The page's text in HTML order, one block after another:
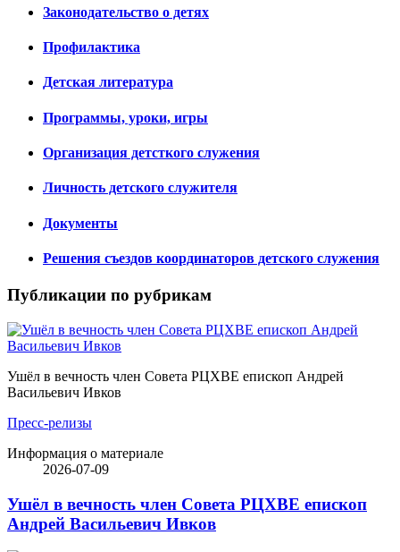
Законодательство о детях
Профилактика
Детская литература
Программы, уроки, игры
Организация детсткого служения
Личность детского служителя
Документы
Решения съездов координаторов детского служения
Публикации по рубрикам
Ушёл в вечность член Совета РЦХВЕ епископ Андрей
Васильевич Ивков
Пресс-релизы
Информация о материале
2026-07-09
Ушёл в вечность член Совета РЦХВЕ епископ
Андрей Васильевич Ивков